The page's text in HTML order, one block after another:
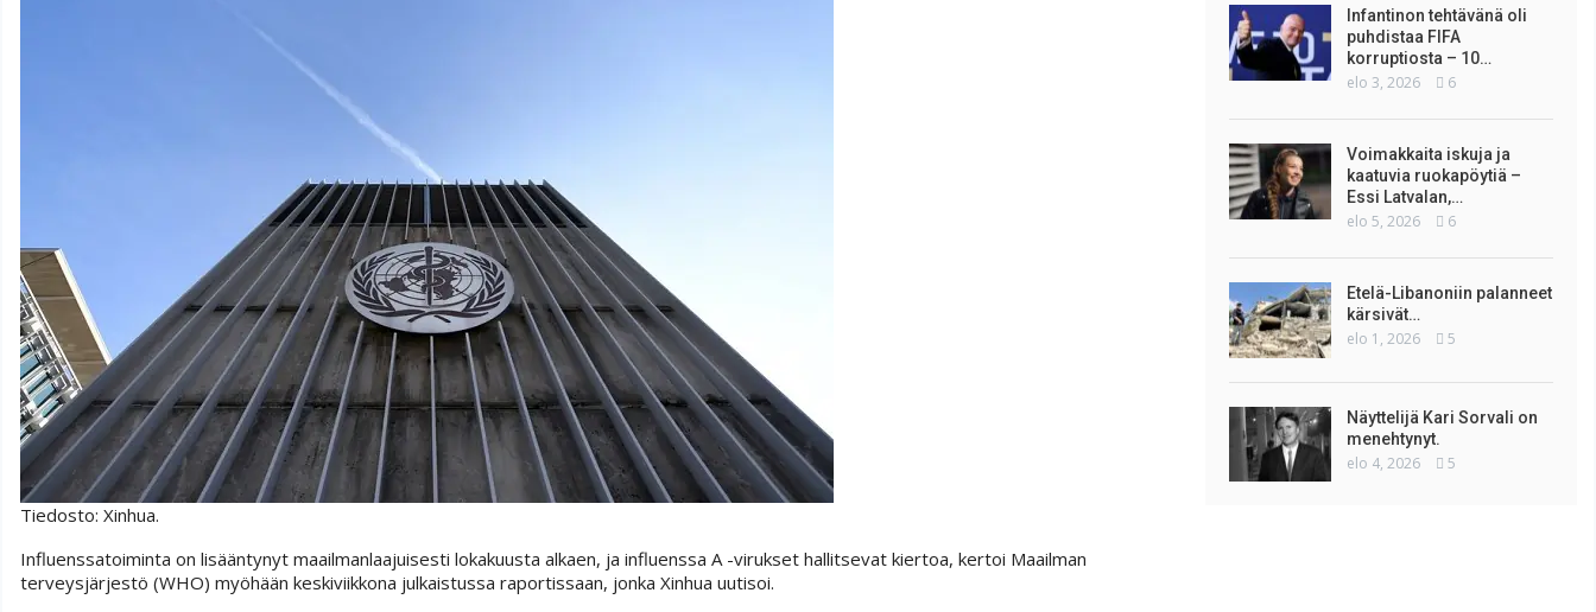
Tiedosto: Xinhua.
Influenssatoiminta on lisääntynyt maailmanlaajuisesti lokakuusta alkaen, ja influenssa A -virukset hallitsevat kiertoa, kertoi Maailman
terveysjärjestö (WHO) myöhään keskiviikkona julkaistussa raportissaan, jonka Xinhua uutisoi.
Infantinon tehtävänä oli
puhdistaa FIFA
korruptiosta – 10…
elo 3, 2026 6
Voimakkaita iskuja ja
kaatuvia ruokapöytiä –
Essi Latvalan,…
elo 5, 2026 6
Etelä-Libanoniin palanneet
kärsivät…
elo 1, 2026 5
Näyttelijä Kari Sorvali on
menehtynyt.
elo 4, 2026 5